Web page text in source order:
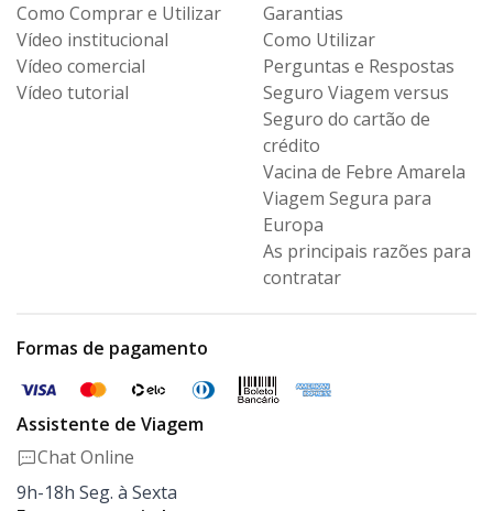
Como Comprar e Utilizar
Vídeo institucional
Vídeo comercial
Vídeo tutorial
Garantias
Como Utilizar
Perguntas e Respostas
Seguro Viagem versus
Seguro do cartão de
crédito
Vacina de Febre Amarela
Viagem Segura para
Europa
As principais razões para
contratar
Formas de pagamento
Assistente de Viagem
Chat Online
9h-18h Seg. à Sexta